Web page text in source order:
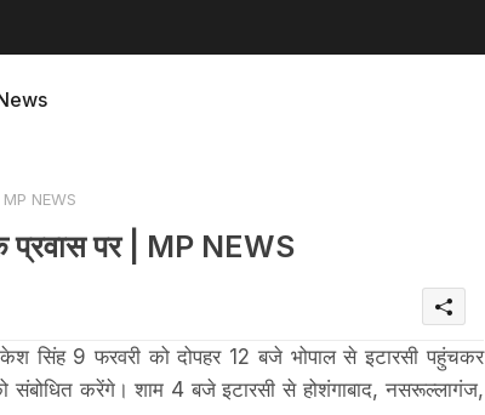
MP NEWS
प्रवास पर | MP NEWS
सिंह 9 फरवरी को दोपहर 12 बजे भोपाल से इटारसी पहुंचकर
संबोधित करेंगे। शाम 4 बजे इटारसी से होशंगाबाद, नसरूल्लागंज,